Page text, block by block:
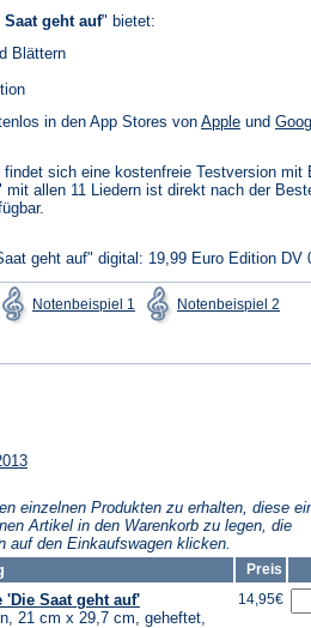
Saat geht auf" bietet:
Blättern
in den App Stores von Apple(Öffnet
neuen
Tab)
und
sich eine kostenfreie Testversion mit
allen 11 Liedern ist direkt nach der
geht auf" digital: 19,99 Euro Edition DV
Notenbeispiel 1
(Öffnet
in
einem
Tab)
Notenbeispiel 2in
Tab)
(Öffnet
neuen
Tab)
einzelnen Produkten zu erhalten, diese
Artikel in den Warenkorb zu legen, die
auf den Einkaufswagen klicken.
Preis
'Die Saat geht auf'
21 cm x 29,7 cm, geheftet,
14,95€